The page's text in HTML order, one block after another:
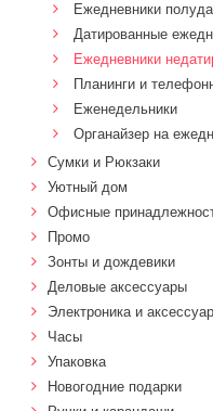
Ежедневники
Датированные
Ежедневники
Планинги и
Еженедельники
Органайзер на
Сумки и Рюкзаки
Уютный дом
Офисные
Промо
Зонты и дождевики
Деловые аксессуары
Электроника и
Часы
Упаковка
Новогодние подарки